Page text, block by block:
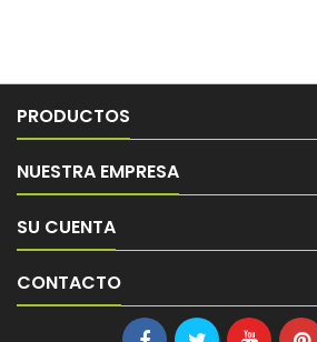
PRODUCTOS
NUESTRA EMPRESA
SU CUENTA
CONTACTO